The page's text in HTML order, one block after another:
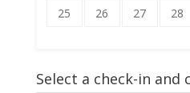
25
26 27 28
Select a check-in and